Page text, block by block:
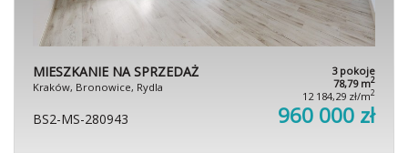
MIESZKANIE NA SPRZEDAŻ
Kraków, Bronowice, Rydla
3 pokoje
78,79 m2
12 184,29 zł/m2
BS2-MS-280943 960 000 zł